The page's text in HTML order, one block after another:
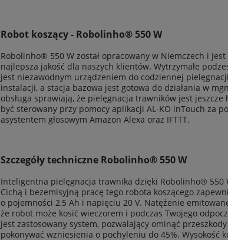
Robot koszący - Robolinho® 550 W
Robolinho® 550 W został opracowany w Niemczech i
najlepsza jakość dla naszych klientów. Wytrzymałe
jest niezawodnym urządzeniem do codziennej
instalacji, a stacja bazowa jest gotowa do działania w
obsługa sprawiają, że pielęgnacja trawników jest
być sterowany przy pomocy aplikacji AL-KO inTouch za
asystentem głosowym Amazon Alexa oraz IFTTT.
Szczegóły techniczne Robolinho® 550 W
Inteligentna pielęgnacja trawnika dzięki Robolinho®
Cichą i bezemisyjną pracę tego robota koszącego
o pojemności 2,5 Ah i napięciu 20 V. Natężenie
że robot może kosić wieczorem i podczas Twojego
jest zastosowany system, pozwalający ominąć
pokonywać wzniesienia o pochyleniu do 45%.